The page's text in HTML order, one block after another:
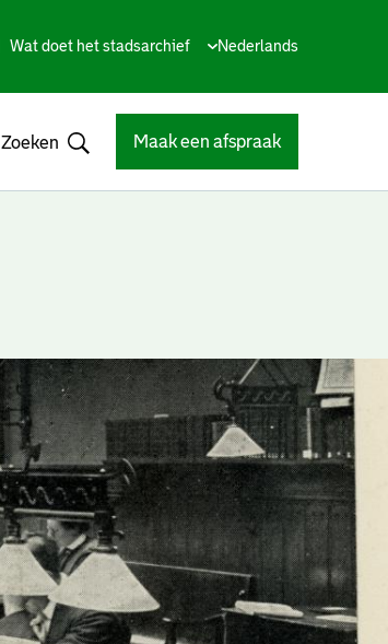
Wat doet het stadsarchief
Huidige
Nederlands
Zoeken Maak een afspraak